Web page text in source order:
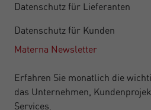
Datenschutz für Lieferanten
Datenschutz für Kunden
Materna Newsletter
Erfahren Sie monatlich die
das Unternehmen,
Services.